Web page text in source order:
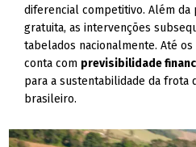
diferencial competitivo. Além da
gratuita, as intervenções
tabelados nacionalmente. Até
conta com previsibilidade
para a sustentabilidade da frota
brasileiro.